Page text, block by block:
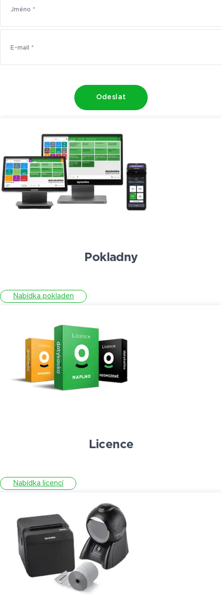
Odeslat
Pokladny
Nabídka pokladen
Licence
Nabídka licencí